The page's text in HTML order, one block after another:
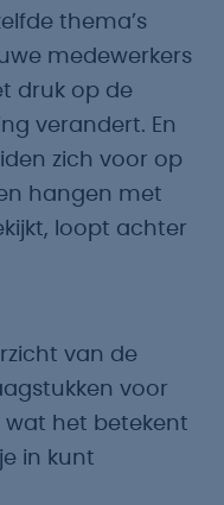
thema’s
medewerkers
druk op de
verandert. En
zich voor op
hangen met
loopt achter
van de
voor
wat het betekent
in kunt